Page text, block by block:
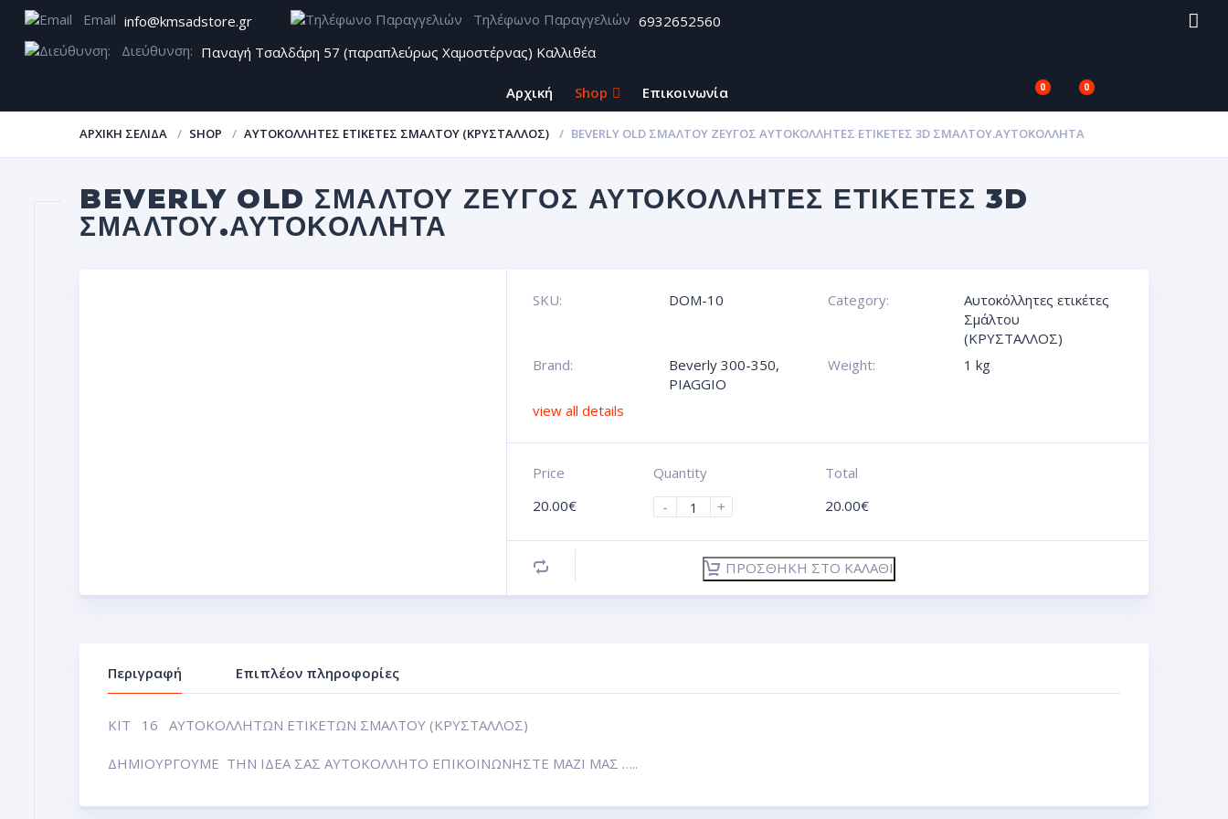
Email info@kmsadstore.gr Τηλέφωνο Παραγγελιών 6932652560
Διεύθυνση: Παναγή Τσαλδάρη 57 (παραπλεύρως Χαμοστέρνας) Καλλιθέα
Αρχική Shop Επικοινωνία 0 0
ΑΡΧΙΚΉ ΣΕΛΊΔΑ SHOP ΑΥΤΟΚΌΛΛΗΤΕΣ ΕΤΙΚΈΤΕΣ ΣΜΆΛΤΟΥ (ΚΡΥΣΤΑΛΛΟΣ) BEVERLY OLD ΣΜΑΛΤΟΥ ΖΕΥΓΟΣ ΑΥΤΟΚΌΛΛΗΤΕΣ ΕΤΙΚΈΤΕΣ 3D ΣΜΆΛΤΟΥ.ΑΥΤΟΚΌΛΛΗΤΑ
BEVERLY OLD ΣΜΑΛΤΟΥ ΖΕΥΓΟΣ ΑΥΤΟΚΌΛΛΗΤΕΣ ΕΤΙΚΈΤΕΣ 3D
ΣΜΆΛΤΟΥ.ΑΥΤΟΚΌΛΛΗΤΑ
SKU: DOM-10 Category:
Αυτοκόλλητες ετικέτες
Σμάλτου
(ΚΡΥΣΤΑΛΛΟΣ)
Brand:
Beverly 300-350,
PIAGGIO
Weight: 1 kg
view all details
Price
20.00€
Quantity
-
+
Total
20.00€
ΠΡΟΣΘΉΚΗ ΣΤΟ ΚΑΛΆΘΙ
Περιγραφή Επιπλέον πληροφορίες
ΚΙΤ 16 ΑΥΤΟΚΟΛΛΗΤΩΝ ΕΤΙΚΕΤΩΝ ΣΜΑΛΤΟΥ (ΚΡΥΣΤΑΛΛΟΣ)
ΔΗΜΙΟΥΡΓΟΥΜΕ ΤΗΝ ΙΔΕΑ ΣΑΣ ΑΥΤΟΚΟΛΛΗΤΟ ΕΠΙΚΟΙΝΩΝΗΣΤΕ ΜΑΖΙ ΜΑΣ …..